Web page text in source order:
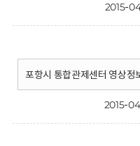
2015-
포항시 통합관제센터 영상정
2015-